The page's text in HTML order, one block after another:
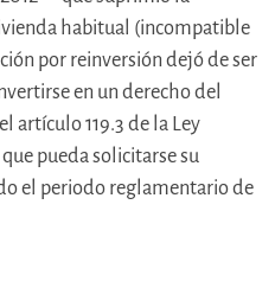
habitual (incompatible
por reinversión dejó de ser
en un derecho del
artículo 119.3 de la Ley
pueda solicitarse su
el periodo reglamentario de